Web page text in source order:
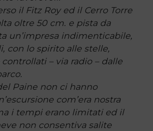
il Fitz Roy ed il Cerro Torre
oltre 50 cm. e pista da
un’impresa indimenticabile,
con lo spirito alle stelle,
– via radio – dalle
Paine non ci hanno
com’era nostra
i tempi erano limitati ed il
non consentiva salite